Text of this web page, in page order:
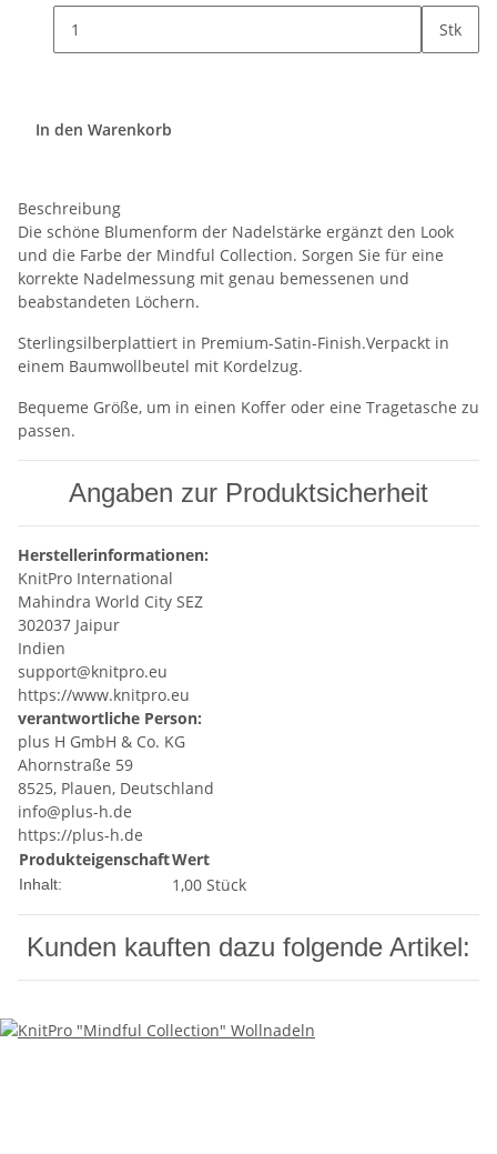
Stk
In den Warenkorb
Beschreibung
Die schöne Blumenform der Nadelstärke ergänzt den Look
und die Farbe der Mindful Collection. Sorgen Sie für eine
korrekte Nadelmessung mit genau bemessenen und
beabstandeten Löchern.
Sterlingsilberplattiert in Premium-Satin-Finish.Verpackt in
einem Baumwollbeutel mit Kordelzug.
Bequeme Größe, um in einen Koffer oder eine Tragetasche zu
passen.
Angaben zur Produktsicherheit
Herstellerinformationen:
KnitPro International
Mahindra World City SEZ
302037 Jaipur
Indien
support@knitpro.eu
https://www.knitpro.eu
verantwortliche Person:
plus H GmbH & Co. KG
Ahornstraße 59
8525, Plauen, Deutschland
info@plus-h.de
https://plus-h.de
ProdukteigenschaftWert
Inhalt: 1,00 Stück
Kunden kauften dazu folgende Artikel: